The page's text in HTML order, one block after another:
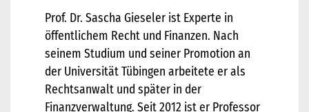
Prof. Dr. Sascha Gieseler ist Experte in
öffentlichem Recht und Finanzen. Nach
seinem Studium und seiner Promotion an
der Universität Tübingen arbeitete er als
Rechtsanwalt und später in der
Finanzverwaltung. Seit 2012 ist er Professor